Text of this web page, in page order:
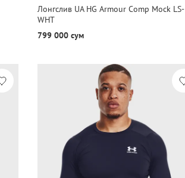
Лонгслив UA HG Armour Comp Mock LS-
WHT
799 000 сум